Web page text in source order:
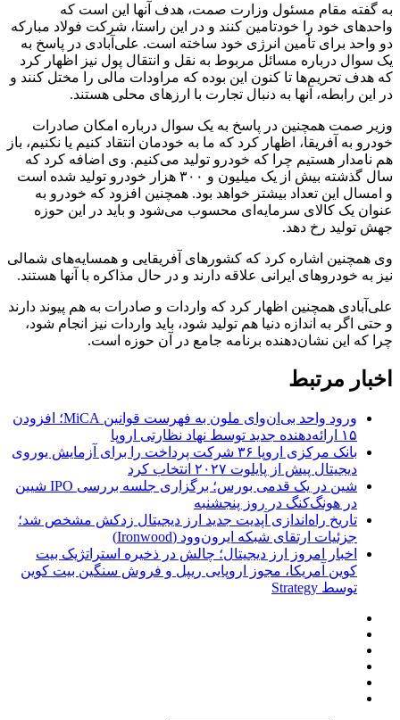
به گفته مقام مسئول وزارت صمت، هدف آنها این است که
واحدهای خود را خودتامین کنند و در این راستا، شرکت فولاد مبارکه
دو واحد برای تأمین انرژی خود ساخته است. علی‌آبادی در پاسخ به
یک سوال درباره مسائل مربوط به نقل و انتقال پول نیز اظهار کرد
که هدف تحریم‌ها تا کنون این بوده که مراودات مالی را مختل کنند و
در این رابطه، آنها به دنبال تجارت با ارزهای محلی هستند.
وزیر صمت همچنین در پاسخ به یک سوال درباره امکان صادرات
خودرو به آفریقا، اظهار کرد که ما به خودمان انتقاد کنیم یا نکنیم، باز
هم نامدار هستیم چرا که خودرو تولید می‌کنیم. وی اضافه کرد که
سال گذشته بیش از یک میلیون و ۳۰۰ هزار خودرو تولید شده است
و امسال این تعداد بیشتر خواهد بود. همچنین افزود که خودرو به
عنوان یک کالای سرمایه‌ای محسوب می‌شود و باید در این حوزه
جهش تولید رخ دهد.
وی همچنین اشاره کرد که کشورهای آفریقایی و همسایه‌های شمالی
نیز به خودروهای ایرانی علاقه دارند و در حال مذاکره با آنها هستند.
علی‌آبادی همچنین اظهار کرد که واردات و صادرات به هم پیوند دارند
و حتی اگر به اندازه دنیا هم تولید شود، باید واردات نیز انجام شود،
چرا که این نشان‌دهنده برنامه جامع در آن حوزه است.
اخبار مرتبط
ورود واحد بی‌ان‌وای ملون به فهرست قوانین MiCA؛ افزودن
۱۵ ارائه‌دهنده جدید توسط نهاد نظارتی اروپا
بانک مرکزی اروپا ۳۶ شرکت پرداخت را برای آزمایش یوروی
دیجیتال پیش از پایلوت ۲۰۲۷ انتخاب کرد
شین در یک قدمی بورس؛ برگزاری جلسه بررسی IPO شیین
در هونگ‌کنگ در روز پنجشنبه
تاریخ راه‌اندازی آپدیت جدید ارز دیجیتال زدکش مشخص شد؛
جزئیات ارتقای شبکه ایرون‌وود (Ironwood)
اخبار امروز ارز دیجیتال؛ چالش در ذخیره استراتژیک بیت
کوین آمریکا، مجوز اروپایی ریپل و فروش سنگین بیت کوین
توسط Strategy